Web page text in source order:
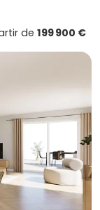
de 199 900 €